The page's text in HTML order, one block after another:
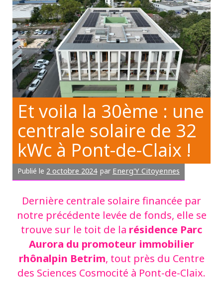
Et voila la 30ème : une
centrale solaire de 32
kWc à Pont-de-Claix !
Publié le 2 octobre 2024 par Energ'Y Citoyennes
Dernière centrale solaire financée par
notre précédente levée de fonds, elle se
trouve sur le toit de la résidence Parc
Aurora du promoteur immobilier
rhônalpin Betrim, tout près du Centre
des Sciences Cosmocité à Pont-de-Claix.